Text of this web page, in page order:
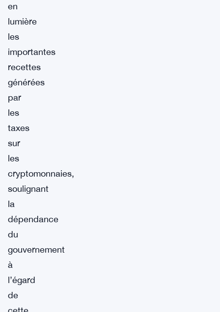
en
lumière
les
importantes
recettes
générées
par
les
taxes
sur
les
cryptomonnaies,
soulignant
la
dépendance
du
gouvernement
à
l’égard
de